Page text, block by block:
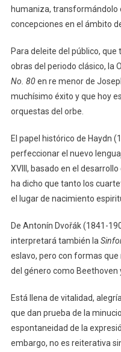
humaniza, transformándolo
concepciones en el ámbito
Para deleite del público,
obras del periodo clásico, la
No. 80en re menor de
muchísimo éxito y que hoy
orquestas del orbe.
El papel histórico de Haydn
perfeccionar el nuevo
XVIII, basado en el
ha dicho que tanto los
el lugar de nacimiento
De Antonín Dvořák (1841-
interpretará también la
eslavo, pero con formas
del género como Beethoven
Está llena de vitalidad,
que dan prueba de la
espontaneidad de la
embargo, no es reiterativa